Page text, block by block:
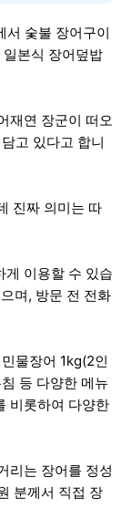
서 숯불 장어구이
본식 장어덮밥
재연 장군이 떠오
고 있다고 합니
진짜 의미는 따
게 이용할 수 있습
며, 방문 전 전화
물장어 1kg(2인
등 다양한 메뉴
비롯하여 다양한
리는 장어를 정성
분께서 직접 장